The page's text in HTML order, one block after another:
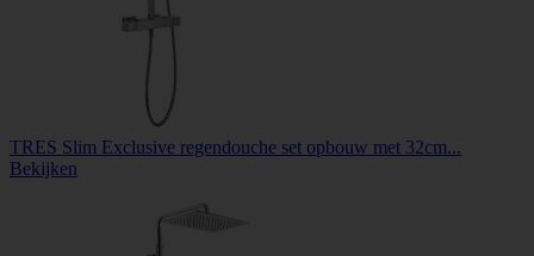
TRES Slim Exclusive regendouche set opbouw met 32cm...
Bekijken